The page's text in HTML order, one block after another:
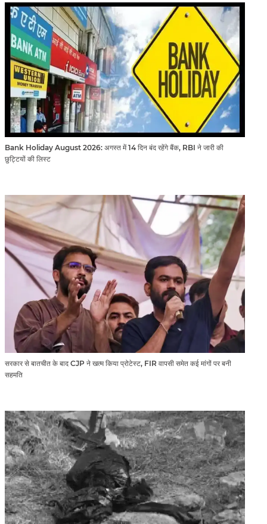
Bank Holiday August 2026: अगस्त में 14 दिन बंद रहेंगे बैंक, RBI ने जारी की
छुट्टियों की लिस्ट​​​​​​​
सरकार से बातचीत के बाद CJP ने खत्म किया प्रोटेस्ट, FIR वापसी समेत कई मांगों पर बनी
सहमति